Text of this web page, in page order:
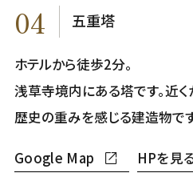
04 五重塔
ホテルから徒歩2分。
浅草寺境内にある塔です。近
歴史の重みを感じる建造物です
Google Map HPを見